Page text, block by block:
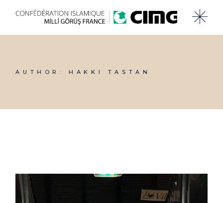
AUTHOR: HAKKI TASTAN